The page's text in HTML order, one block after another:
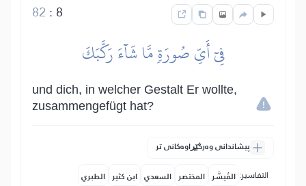
8
:
82
فِيٓ أَيِّ صُورَةٖ مَّا شَآءَ رَكَّبَكَ
und dich, in welcher Gestalt Er wollte,
zusammengefügt hat?
پیشاندانی وەرگێڕاوەکانی تر
التفاسير: المُيسَّر المختصر السعدي ابن كثير الطبري